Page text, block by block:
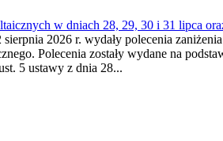
w dniach 28, 29, 30 i 31 lipca
2026 r. wydały polecenia
Polecenia zostały wydane na
5 ustawy z dnia 28...